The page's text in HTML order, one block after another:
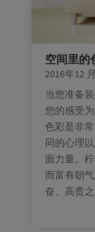
空间里的
2016年12 月
当您准备
您的感受
色彩是非
同的心理
面力量。
而富有朝
奋、高贵之